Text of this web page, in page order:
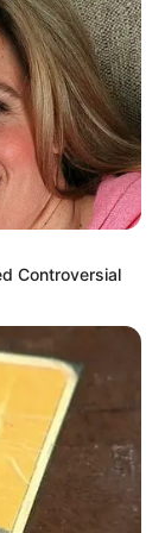
Ouest-
Tiercé
Turf, et bien
100%
des
!
Controversial